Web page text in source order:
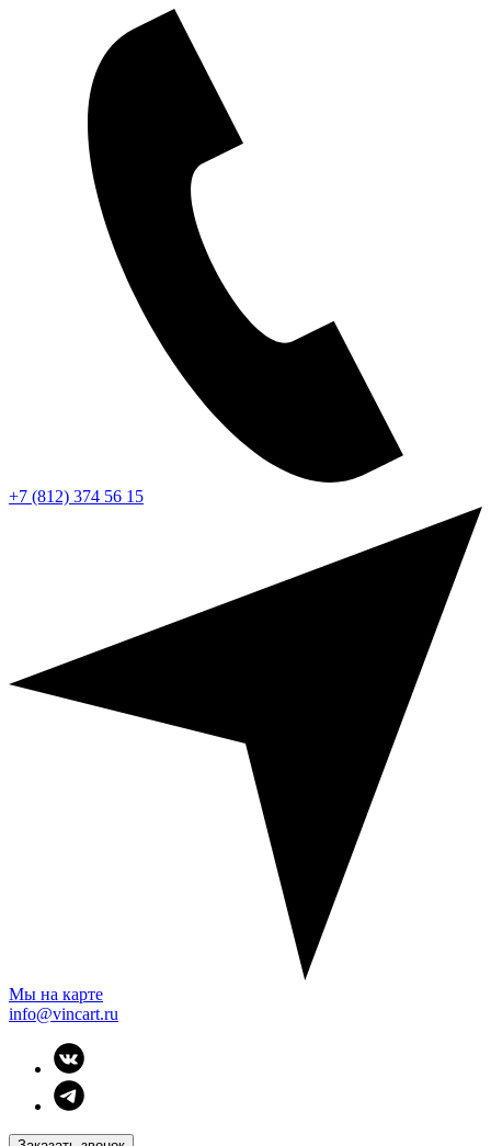
+7 (812) 374 56 15
Мы на карте
info@vincart.ru